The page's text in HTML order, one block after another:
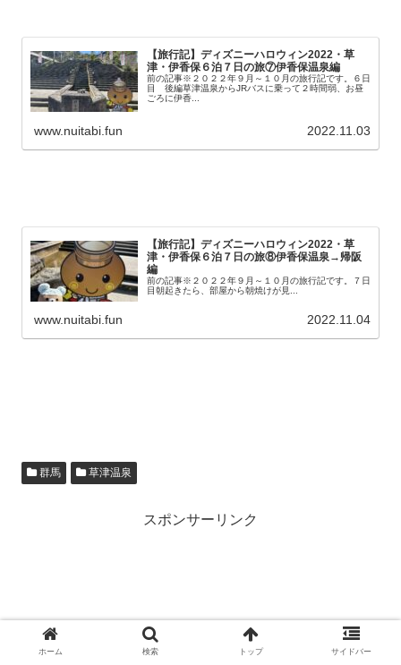
【旅行記】ディズニーハロウィン2022・草
津・伊香保６泊７日の旅⑦伊香保温泉編
前の記事※２０２２年９月～１０月の旅行記です。６日
目 後編草津温泉からJRバスに乗って２時間弱、お昼
ごろに伊香...
www.nuitabi.fun 2022.11.03
【旅行記】ディズニーハロウィン2022・草
津・伊香保６泊７日の旅⑧伊香保温泉→帰阪
編
前の記事※２０２２年９月～１０月の旅行記です。７日
目朝起きたら、部屋から朝焼けが見...
www.nuitabi.fun 2022.11.04
群馬 草津温泉
スポンサーリンク
ホーム 検索 トップ サイドバー